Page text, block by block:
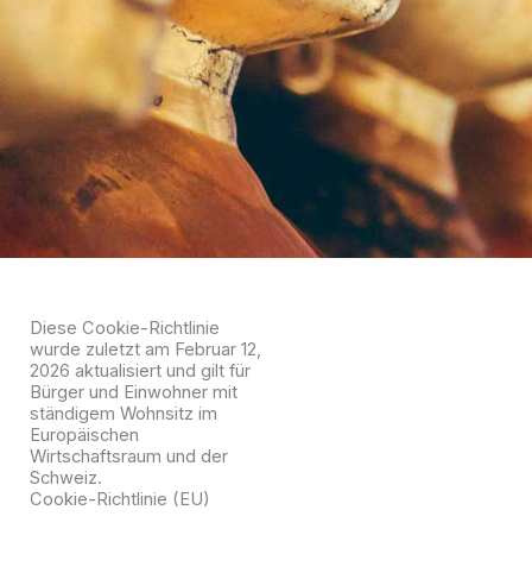
Diese Cookie-Richtlinie
wurde zuletzt am Februar 12,
2026 aktualisiert und gilt für
Bürger und Einwohner mit
ständigem Wohnsitz im
Europäischen
Wirtschaftsraum und der
Schweiz.
Cookie-Richtlinie (EU)